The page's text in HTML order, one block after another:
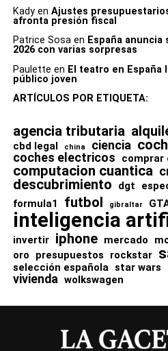
Kady en Ajustes
afronta presión fiscal
Patrice Sosaen España anuncia
2026 con varias sorpresas
Paulette en El teatro en España
público joven
ARTÍCULOS POR ETIQUETA:
agencia tributaria
cbd legal
china ciencia
coches electricos comprar
computacion cuantica
descubrimiento dgt
formula1
futbol gibraltar
inteligencia
invertir iphone mercado
oro
presupuestos rockstar
selección española star wars
vivienda wolkswagen